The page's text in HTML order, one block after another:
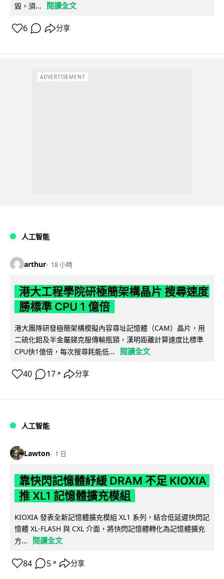
毀，須...
閱讀全文
6 分享
ADVERTISEMENT
人工智能
arthur 18 小時
港大工程學院研極簡架構晶片 搜尋速度
勝標準 CPU 1 億倍
港大團隊研發極簡架構模擬內容尋址記憶體（CAM）晶片，用
二硫化鉬及半金屬銻克服傳輸瓶頸，漢明距離計算速度比標準
CPU快1億倍，每次搜尋耗能低...
閱讀全文
40 17 ↗ 分享
人工智能
Lawton 1 日
靠快閃記憶體紓緩 DRAM 不足 KIOXIA
推 XL1 記憶體擴充模組
KIOXIA 發表全新記憶體擴充模組 XL1 系列，結合低延遲快閃記
憶體 XL-FLASH 與 CXL 介面，將快閃記憶體轉化為記憶體擴充
方...
閱讀全文
84 5 ↗ 分享